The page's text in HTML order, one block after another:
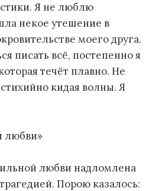
Я не люблю
некое утешение в
моего друга.
писать всё, постепенно я
течёт плавно. Не
кидая волны. Я
любви»
любви надломлена
Порою казалось: